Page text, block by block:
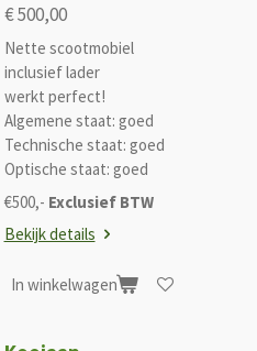
€ 500,00
Nette scootmobiel
inclusief lader
werkt perfect!
Algemene staat: goed
Technische staat: goed
Optische staat: goed
€500,- Exclusief BTW
Bekijk details
In winkelwagen